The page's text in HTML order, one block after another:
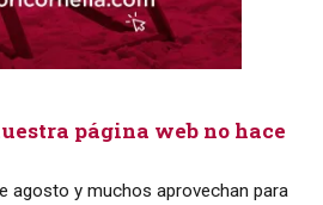
página web no hace
agosto y muchos aprovechan para